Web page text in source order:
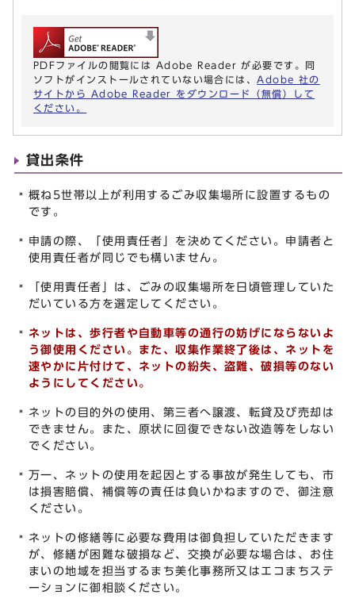
PDFファイルの閲覧には Adobe Reader が必要です。同
ソフトがインストールされていない場合には、 Adobe 社の
サイトから Adobe Reader をダウンロード（無償）して
ください。
貸出条件
概ね5世帯以上が利用するごみ収集場所に設置するもの
です。
申請の際、「使用責任者」を決めてください。申請者と
使用責任者が同じでも構いません。
「使用責任者」は、ごみの収集場所を日頃管理していた
だいている方を選定してください。
ネットは、歩行者や自動車等の通行の妨げにならないよ
う御使用ください。 また、収集作業終了後は、ネットを
速やかに片付けて、ネットの紛失、盗難、破損等のない
ようにしてください。
ネットの目的外の使用、第三者へ譲渡、転貸及び売却は
できません。また、原状に回復できない改造等をしない
でください。
万一、ネットの使用を起因とする事故が発生しても、市
は損害賠償、補償等の責任は負いかねますので、御注意
ください。
ネットの修繕等に必要な費用は御負担していただきます
が、修繕が困難な破損など、交換が必要な場合は、お住
まいの地域を担当するまち美化事務所又はエコまちステ
ーションに御相談ください。